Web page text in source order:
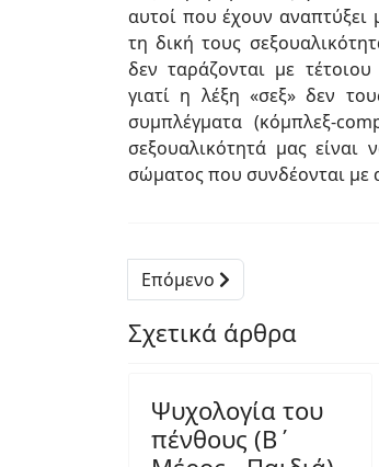
αυτοί που έχουν αναπτύξει
τη δική τους
δεν ταράζονται με τέτοιου
γιατί η λέξη «σεξ» δεν
συμπλέγματα (κόμπλεξ-
σεξουαλικότητά μας
σώματος που συνδέονται με
Επόμενο
Σχετικά άρθρα
Ψυχολογία του
πένθους (Β΄